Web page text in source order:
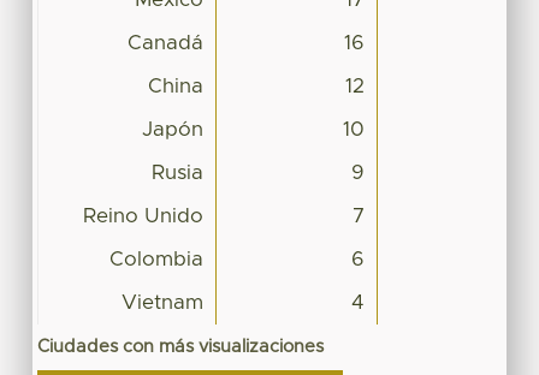
Canadá 16
China 12
Japón 10
Rusia 9
Reino Unido 7
Colombia 6
Vietnam 4
Ciudades con más visualizaciones